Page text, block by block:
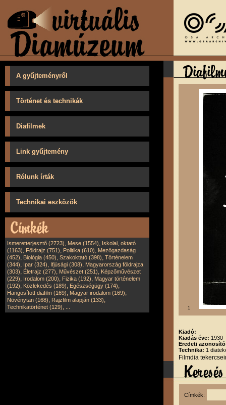
A gyűjteményről
Történet és technikák
Diafilmek
Link gyűjtemény
Rólunk írták
Technikai eszközök
Ismeretterjesztő (2723), Mese (1554), Iskolai, oktató
(1163), Földrajz (751), Politika (610), Mezőgazdaság
(452), Biológia (450), Szakoktató (398), Történelem
(344), Ipar (324), Ifjúsági (308), Magyarország földrajza
(303), Életrajz (277), Művészet (251), Képzőművészet
(229), Irodalom (200), Fizika (192), Magyar történelem
(192), Közlekedés (189), Egészségügy (174),
Hangosított diafilm (169), Magyar irodalom (169),
Növénytan (168), Rajzfilm alapján (133),
Technikatörténet (129), 1
Kiadó:
Kiadás éve: 1930
Eredeti
Technika: 1
Filmdia
Címkék: